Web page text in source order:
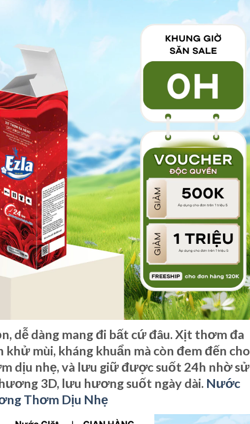
dễ dàng mang đi bất cứ đâu. Xịt thơm đa
khử mùi, kháng khuẩn mà còn đem đến cho
dịu nhẹ, và lưu giữ được suốt 24h nhờ sử
3D, lưu hương suốt ngày dài. Nước
Thơm Dịu Nhẹ